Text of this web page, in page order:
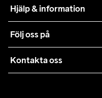
Teamwear
Hållbarhet
Samarbeten
Hjälp & information
Våra köpvillkor
Retur
Följ oss på
Kontakta oss